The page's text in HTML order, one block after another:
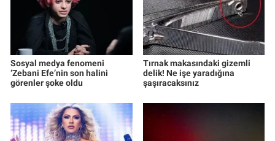
Sosyal medya fenomeni
‘Zebani Efe’nin son halini
görenler şoke oldu
Tırnak makasındaki gizemli
delik! Ne işe yaradığına
şaşıracaksınız